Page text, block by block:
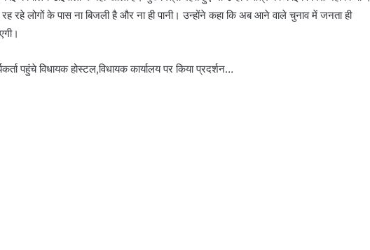
रहे लोगों के पास ना बिजली है और ना ही पानी। उन्होंने कहा कि अब आने वाले चुनाव में जनता ही
पहुंचे विधायक होस्टल,विधायक कार्यालय पर किया प्रदर्शन…